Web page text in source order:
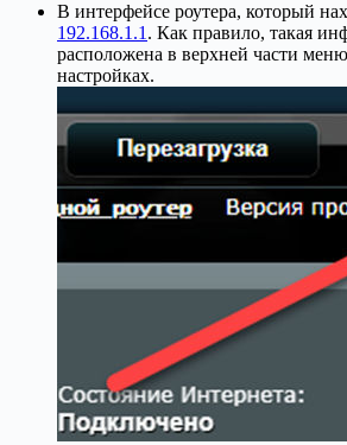
В интерфейсе роутера, который
192.168.1.1 . Как правило, такая
расположена в верхней части
настройках.